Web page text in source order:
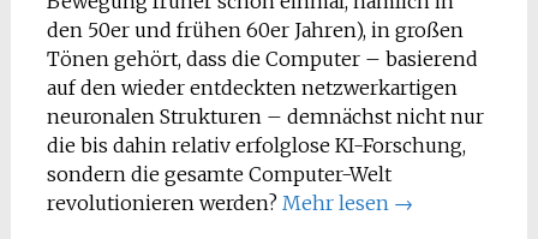
den 50er und frühen 60er Jahren), in großen
Tönen gehört, dass die Computer – basierend
auf den wieder entdeckten netzwerkartigen
neuronalen Strukturen – demnächst nicht nur
die bis dahin relativ erfolglose KI-Forschung,
sondern die gesamte Computer-Welt
revolutionieren werden? Mehr lesen →